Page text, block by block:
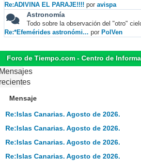
Re:ADIVINA EL PARAJE!!!! por avispa
Astronomía
Todo sobre la observación del "otro"
Re:*Efemérides astronómi... por PolVen
Foro de Tiempo.com - Centro de
Mensaje
Re:Islas Canarias. Agosto de 2026.
Re:Islas Canarias. Agosto de 2026.
Re:Islas Canarias. Agosto de 2026.
Re:Islas Canarias. Agosto de 2026.